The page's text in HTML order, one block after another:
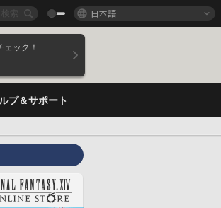
日本語
ック！
プ＆サポート